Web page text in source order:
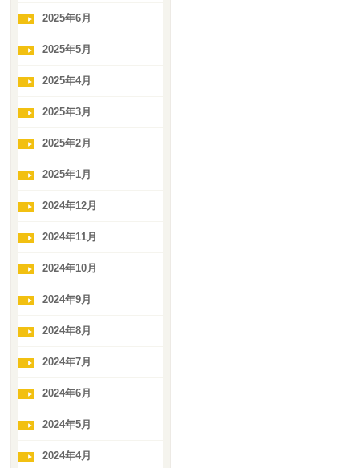
2025年6月
2025年5月
2025年4月
2025年3月
2025年2月
2025年1月
2024年12月
2024年11月
2024年10月
2024年9月
2024年8月
2024年7月
2024年6月
2024年5月
2024年4月